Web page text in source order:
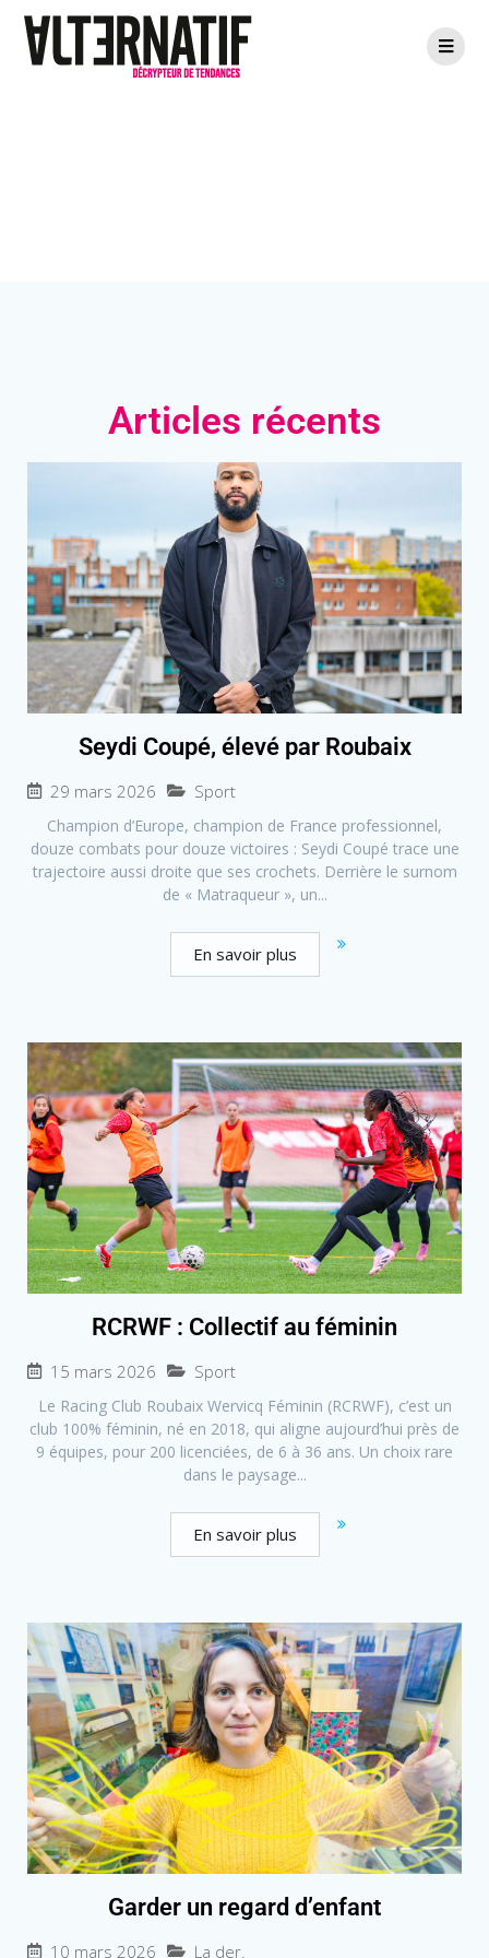
Articles récents
Seydi Coupé, élevé par Roubaix
29 mars 2026 Sport
Champion d’Europe, champion de France professionnel,
douze combats pour douze victoires : Seydi Coupé trace une
trajectoire aussi droite que ses crochets. Derrière le surnom
de « Matraqueur », un...
En savoir plus
RCRWF : Collectif au féminin
15 mars 2026 Sport
Le Racing Club Roubaix Wervicq Féminin (RCRWF), c’est un
club 100% féminin, né en 2018, qui aligne aujourd’hui près de
9 équipes, pour 200 licenciées, de 6 à 36 ans. Un choix rare
dans le paysage...
En savoir plus
Garder un regard d’enfant
10 mars 2026 La der.